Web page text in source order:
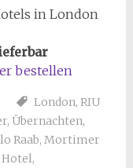
in London
bestellen
London, RIU
, Übernachten,
Raab, Mortimer
Hotel,